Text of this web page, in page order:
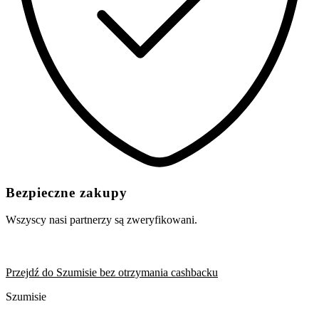
Bezpieczne zakupy
Wszyscy nasi partnerzy są zweryfikowani.
Przejdź do Szumisie bez otrzymania cashbacku
Szumisie